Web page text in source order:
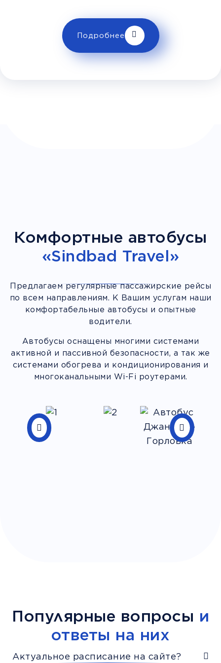
Телевизор Комфорт
Wi-Fi
Климат контроль
Подробнее
Комфортные автобусы
«Sindbad Travel»
Предлагаем регулярные пассажирские рейсы
по всем направлениям. К Вашим услугам наши
комфортабельные автобусы и опытные
водители.
Автобусы оснащены многими системами
активной и пассивной безопасности, а так же
системами обогрева и кондиционирования и
многоканальными Wi-Fi роутерами.
Популярные вопросы и
ответы на них
Актуальное расписание на сайте?